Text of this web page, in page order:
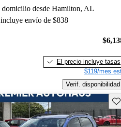
domicilio desde Hamilton, AL
envío de $838
El precio incluye tasas
$119/mes
Verif. disponibilidad